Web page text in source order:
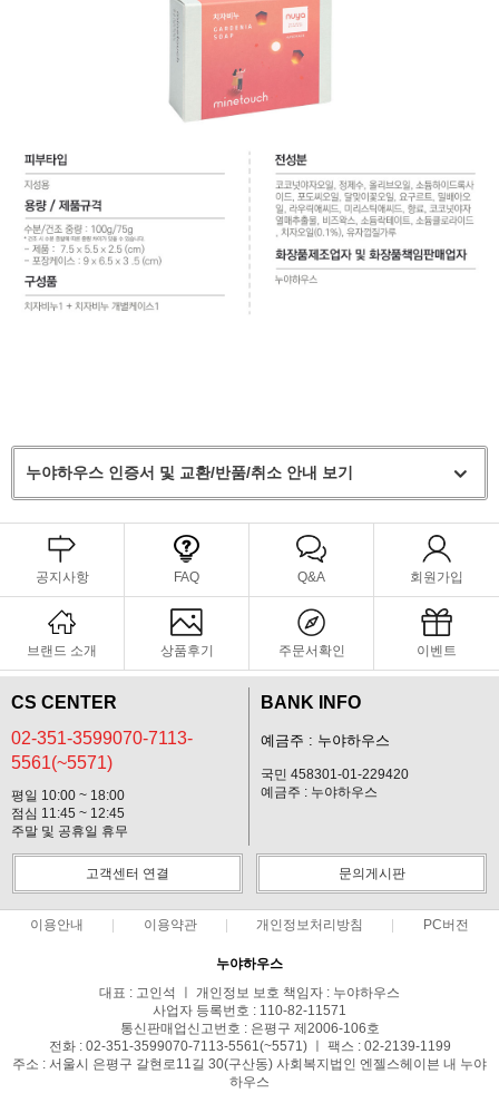
누야하우스 인증서 및 교환/반품/취소 안내 보기
공지사항 FAQ Q&A 회원가입
브랜드 소개 상품후기 주문서확인 이벤트
CS CENTER
02-351-3599070-7113-
5561(~5571)
평일 10:00 ~ 18:00
점심 11:45 ~ 12:45
주말 및 공휴일 휴무
BANK INFO
예금주 : 누야하우스
국민 458301-01-229420
예금주 : 누야하우스
고객센터 연결 문의게시판
이용안내 이용약관 개인정보처리방침 PC버전
누야하우스
대표 : 고인석 ㅣ 개인정보 보호 책임자 : 누야하우스
사업자 등록번호 : 110-82-11571
통신판매업신고번호 : 은평구 제2006-106호
전화 : 02-351-3599070-7113-5561(~5571) ㅣ 팩스 : 02-2139-1199
주소 : 서울시 은평구 갈현로11길 30(구산동) 사회복지법인 엔젤스헤이븐 내 누야
하우스